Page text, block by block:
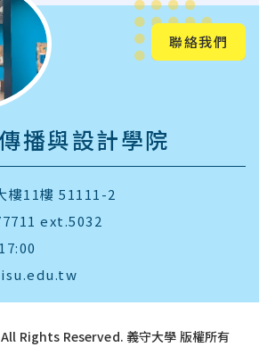
播與設計學院
聯絡我們
樓11樓 51111-2
ext.5032
Rights Reserved. 義守大學 版權所有